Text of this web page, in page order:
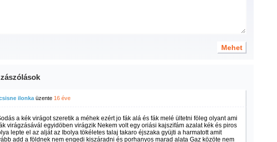
ilonka üzente 16 éve
a kék virágot szeretik a méhek ezért jo fák alá és fák melé ültetni föleg olyant ami
virágzásávál egyidöben virágzik Nekem volt egy oriási kajszifám azalat kék és piros
lepte el az alját az Ibolya tökéletes talaj takaro éjszaka gyüjti a harmatott amit
add a földnek nem engedi kiszáradni és porhanyos marad alata Gaz közöte nem